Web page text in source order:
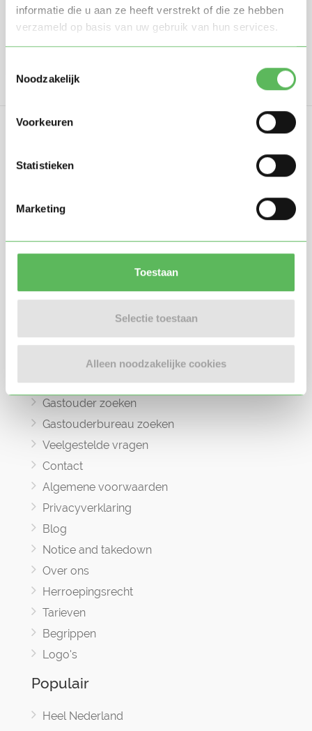
informatie die u aan ze heeft verstrekt of die ze hebben
verzameld op basis van uw gebruik van hun services.
Noodzakelijk
Voorkeuren
Statistieken
Marketing
Toestaan
Selectie toestaan
Alleen noodzakelijke cookies
Gratis aanmelden
in 2017, bedoeld om ouders, oppassers en
brengen.
Oppas zoeken
Oppaswerk zoeken
Gastouder zoeken
Gastouderbureau zoeken
Veelgestelde vragen
Contact
Algemene voorwaarden
Privacyverklaring
Blog
Notice and takedown
Over ons
Herroepingsrecht
Tarieven
Begrippen
Logo's
Populair
Heel Nederland